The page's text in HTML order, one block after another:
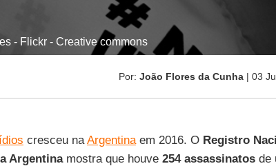
- Flickr - Creative commons
Por: João Flores da Cunha| 03
cresceu naArgentinaem 2016. O Registro
Argentinamostra que houve 254 assassinatosde